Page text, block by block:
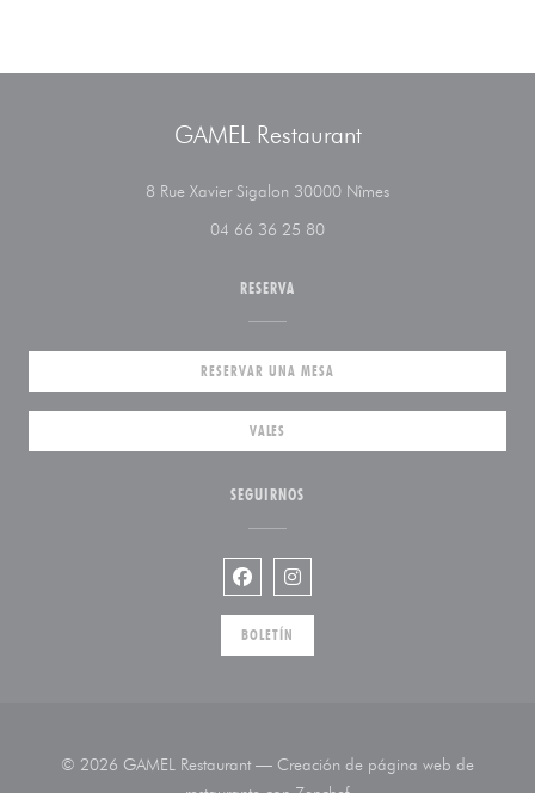
GAMEL Restaurant
8 Rue Xavier Sigalon 30000 Nîmes((abre en una nueva
04 66 36 25 80
RESERVA
RESERVAR UNA MESA
VALES
SEGUIRNOS
Facebook ((abre en una nueva
Instagram ((abre en una
BOLETÍN
© 2026 GAMEL Restaurant — Creación de página web de